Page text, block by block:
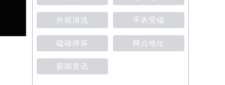
外观清洗 手表受磁
磕碰摔坏 网点地址
新闻资讯